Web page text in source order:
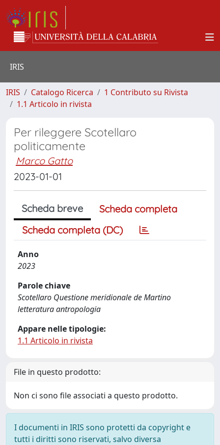
IRIS
IRIS Catalogo Ricerca
1 Contributo su Rivista
1.1 Articolo in rivista
Per rileggere Scotellaro
politicamente
Marco Gatto
2023-01-01
Scheda breve
Scheda completa
Scheda completa (DC)
Anno
2023
Parole chiave
Scotellaro Questione meridionale de Martino
letteratura antropologia
Appare nelle tipologie:
1.1 Articolo in rivista
File in questo prodotto:
Non ci sono file associati a questo prodotto.
I documenti in IRIS sono protetti da copyright e
tutti i diritti sono riservati, salvo diversa